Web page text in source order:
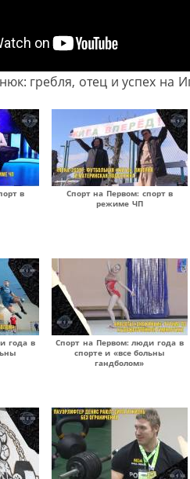
гребля, отец и успех на
в
Спорт на Первом: спорт в
режиме ЧП
года в
Спорт на Первом: люди года в
спорте и «все больны
гандболом»